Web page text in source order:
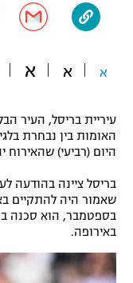
"מחצית
משתתפים וזוכים
תקנון משתתפים
תקנון עבור
תקנון עבור פעילות ספורט
טניס
גיימינג E-Sports
תנאי שימוש
אופניים
ספורט מוטורי
פוטבול אמריקאי NFL
בייסבול MLB
ספורט אתגרי
אומנויות לחימה
א א א
עיריית בריסל, העיר
היום (רביעי) שהאירוח
בריסל ציינה בהודעה
בספטמבר, הוא סכנה
באירופה.